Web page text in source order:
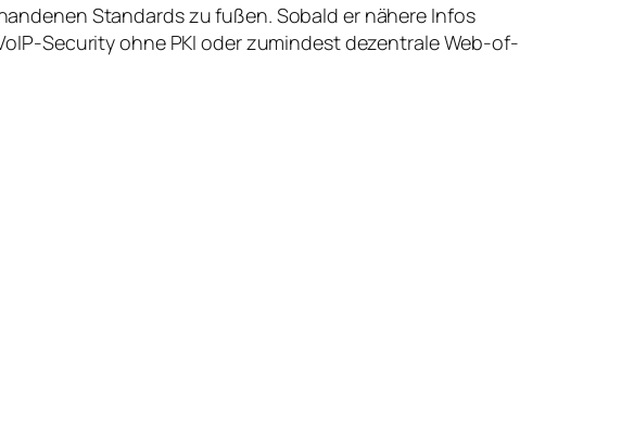
Standards zu fußen. Sobald er nähere Infos
Security ohne PKI oder zumindest dezentrale Web-of-